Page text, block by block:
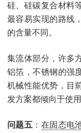
硅、硅碳复合材料
最容易实现的路线
的含量不同。
集流体部分，许多
铝箔，不锈钢的强
机械性能优势，目
发方案都倾向于使
问题五 ： 在固态电